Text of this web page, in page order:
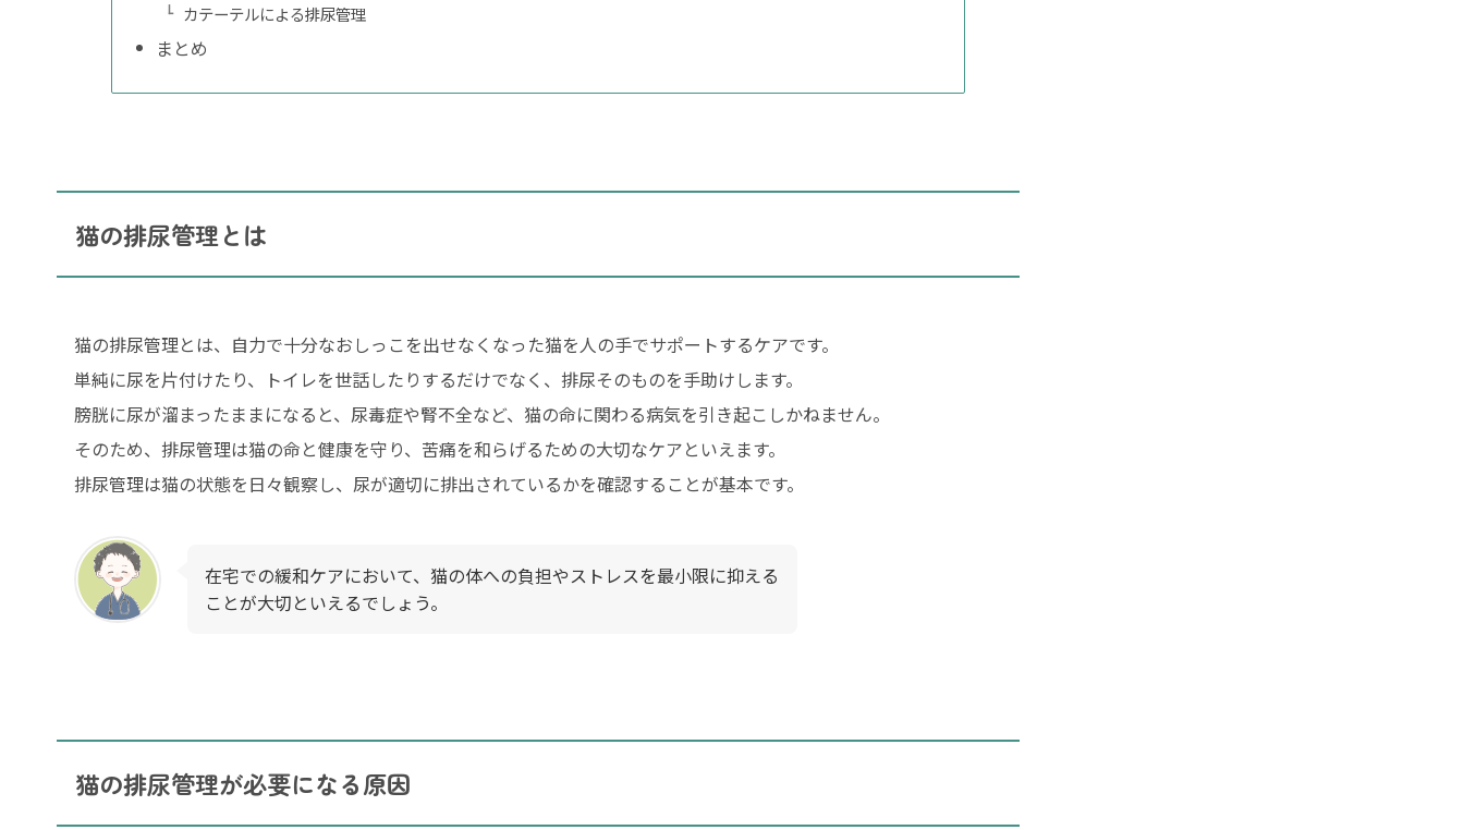
カテーテルによる排尿管理
まとめ
猫の排尿管理とは
猫の排尿管理とは、自力で十分なおしっこを出せなくなった猫を人の手でサポートするケアです。
単純に尿を片付けたり、トイレを世話したりするだけでなく、排尿そのものを手助けします。
膀胱に尿が溜まったままになると、尿毒症や腎不全など、猫の命に関わる病気を引き起こしかねません。
そのため、排尿管理は猫の命と健康を守り、苦痛を和らげるための大切なケアといえます。
排尿管理は猫の状態を日々観察し、尿が適切に排出されているかを確認することが基本です。
在宅での緩和ケアにおいて、猫の体への負担やストレスを最小限に抑える
ことが大切といえるでしょう。
猫の排尿管理が必要になる原因